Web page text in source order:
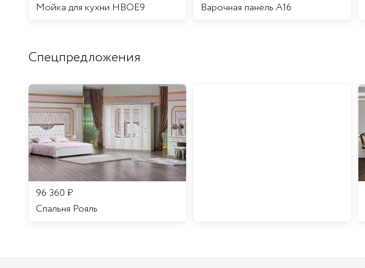
Мойка для кухни HBOE9
Варочная панель A16
Спецпредложения
96 360 ₽
Спальня Рояль